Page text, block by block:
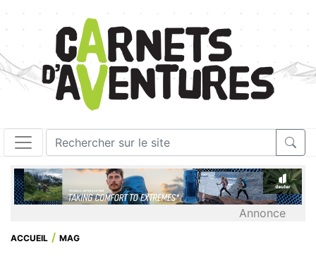
Annonce
ACCUEIL MAG